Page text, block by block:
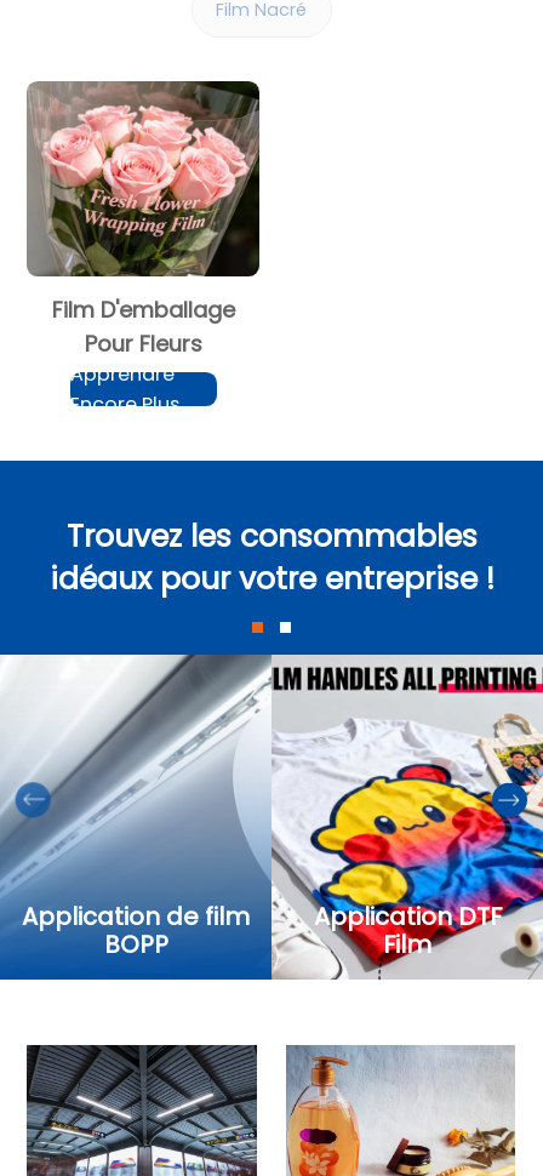
Film Nacré
Film D'emballage
Pour Fleurs
Apprendre
Encore Plus
Trouvez les consommables
idéaux pour votre entreprise !
Application de film
BOPP
Application DTF
Film